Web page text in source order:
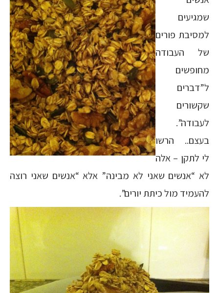
שמגיעים
למסיבת פורים
של העבודה
מחופשים
ל”דברים
שקשורים
לעבודה”.
בעצם.. הרשו
לי לתקן – אלה
לא “אנשים שאני לא מבינה” אלא “אנשים שאני רוצה
להעמיד מול כיתת יורים”.